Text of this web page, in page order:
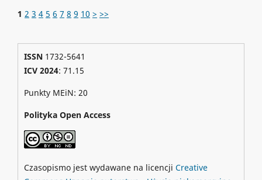
1 2 3 4 5 6 7 8 9 10 > >>
ISSN1732-5641
ICV 2024: 71.15
Punkty MEiN: 20
Polityka Open Access
Czasopismo jest wydawane na licencji Creative